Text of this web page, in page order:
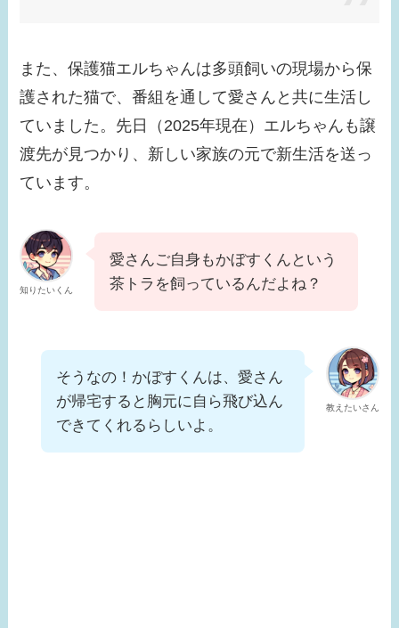
また、保護猫エルちゃんは多頭飼いの現場から保
護された猫で、番組を通して愛さんと共に生活し
ていました。先日（2025年現在）エルちゃんも譲
渡先が見つかり、新しい家族の元で新生活を送っ
ています。
知りたいくん
愛さんご自身もかぼすくんという
茶トラを飼っているんだよね？
教えたいさん
そうなの！かぼすくんは、愛さん
が帰宅すると胸元に自ら飛び込ん
できてくれるらしいよ。